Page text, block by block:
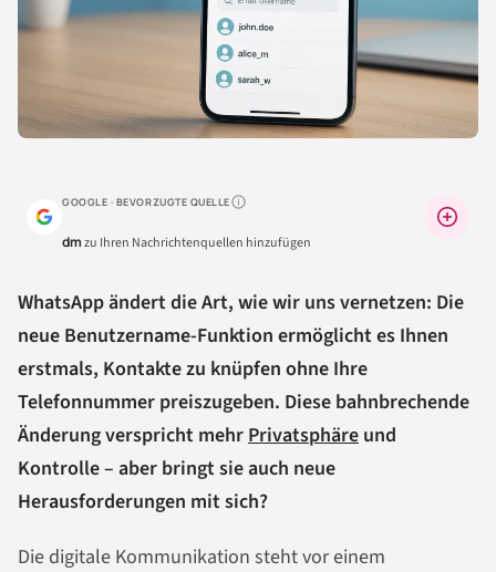
GOOGLE · BEVORZUGTE QUELLEWarum lohnt sich das?
dmzu Ihren Nachrichtenquellen hinzufügen
WhatsApp ändert die Art, wie wir uns vernetzen: Die
neue Benutzername-Funktion ermöglicht es Ihnen
erstmals, Kontakte zu knüpfen ohne Ihre
Telefonnummer preiszugeben. Diese bahnbrechende
Änderung verspricht mehr Privatsphäre und
Kontrolle – aber bringt sie auch neue
Herausforderungen mit sich?
Die digitale Kommunikation steht vor einem